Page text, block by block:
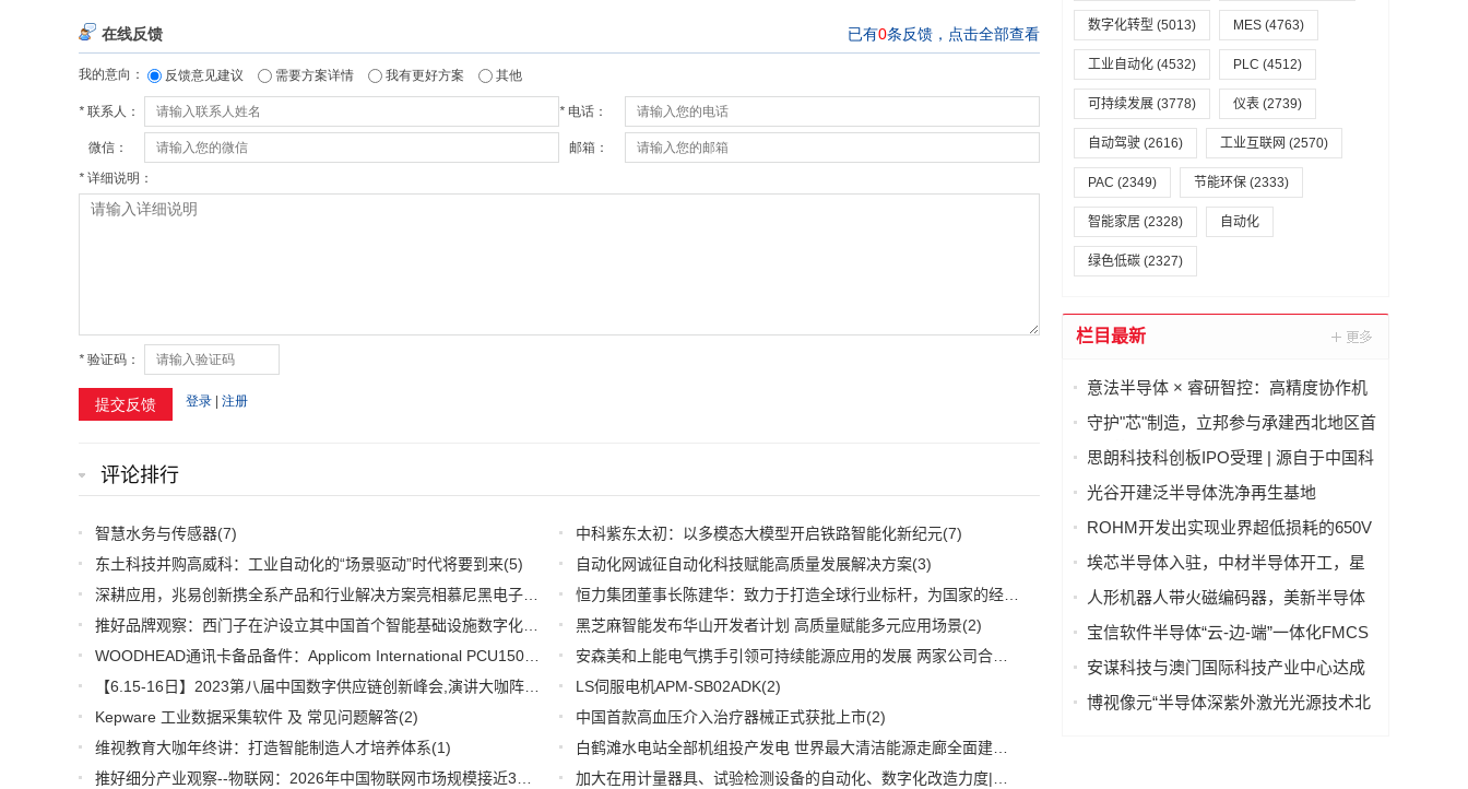
评论排行
智慧水务与传感器(7) 中科紫东太初：以多模态大模型开启铁路智能化新纪元(7)
东土科技并购高威科：工业自动化的“场景驱动”时代将要到来(5) 自动化网诚征自动化科技赋能高质量发展解决方案(3)
深耕应用，兆易创新携全系产品和行业解决方案亮相慕尼黑电子展
恒力集团董事长陈建华：致力于打造全球行业标杆，为国家的经济高质量发展贡献更大力量|上海电气集团党委书记、董事长吴磊来访
推好品牌观察：西门子在沪设立其中国首个智能基础设施数字化赋能中心
(2)
黑芝麻智能发布华山开发者计划 高质量赋能多元应用场景(2)
WOODHEAD通讯卡备品备件：Applicom International PCU1500S7 PCU 1500 S7 V4.5.0
(2) 安森美和上能电气携手引领可持续能源应用的发展 两家公司合作开发高性能储能和太阳能组串式逆变器方案 以实现可持续的未来
【6.15-16日】2023第八届中国数字供应链创新峰会,演讲大咖阵容官宣
(2)
LS伺服电机APM-SB02ADK(2)
Kepware 工业数据采集软件 及 常见问题解答(2) 中国首款高血压介入治疗器械正式获批上市(2)
维视教育大咖年终讲：打造智能制造人才培养体系(1)
白鹤滩水电站全部机组投产发电 世界最大清洁能源走廊全面建成|将为建设新型能源体系、保障国家能源安全、实现“双碳”目标提供有力支撑
推好细分产业观察--物联网：2026年中国物联网市场规模接近3000亿美元 智慧工厂、智慧城市、智慧电网等将占60%以上
(1) 加大在用计量器具、试验检测设备的自动化、数字化改造力度|市场监管总局 工业和信息化部 关于促进企业计量能力提升的指导意见
数字化转型 (5013) MES (4763)
工业自动化 (4532) PLC (4512)
可持续发展 (3778) 仪表 (2739)
自动驾驶 (2616) 工业互联网 (2570)
PAC (2349) 节能环保 (2333)
智能家居 (2328) 自动化
绿色低碳 (2327)
栏目最新
意法半导体 × 睿研智控：高精度协作机
器人灵巧手
守护"芯"制造，立邦参与承建西北地区首
条8英寸半导体芯片产线项目建设
思朗科技科创板IPO受理 | 源自于中国科
学院自动化研究所
光谷开建泛半导体洗净再生基地
ROHM开发出实现业界超低损耗的650V
耐压IGBT
埃芯半导体入驻，中材半导体开工，星
辰技术设备搬入，光谷半导体产业链有
人形机器人带火磁编码器，美新半导体
布局位置感知新风口
宝信软件半导体“云-边-端”一体化FMCS
方案入选《智能制造系统解决方案参考
安谋科技与澳门国际科技产业中心达成
战略合作，合力开启AI+半导体发展“芯”
博视像元“半导体深紫外激光光源技术北